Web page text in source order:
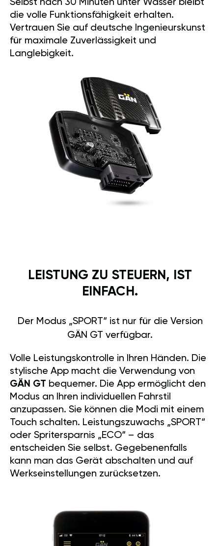
Selbst nach 30 Minuten unter Wasser bleibt
die volle Funktionsfähigkeit erhalten.
Vertrauen Sie auf deutsche Ingenieurskunst
für maximale Zuverlässigkeit und
Langlebigkeit.
LEISTUNG ZU STEUERN, IST
EINFACH.
Der Modus „SPORT“ ist nur für die Version
GÄN GT verfügbar.
Volle Leistungskontrolle in Ihren Händen. Die
stylische App macht die Verwendung von
GÄN GT bequemer. Die App ermöglicht den
Modus an Ihren individuellen Fahrstil
anzupassen. Sie können die Modi mit einem
Touch schalten. Leistungszuwachs „SPORT“
oder Spritersparnis „ECO“ – das
entscheiden Sie selbst. Gegebenenfalls
kann man das Gerät abschalten und auf
Werkseinstellungen zurücksetzen.